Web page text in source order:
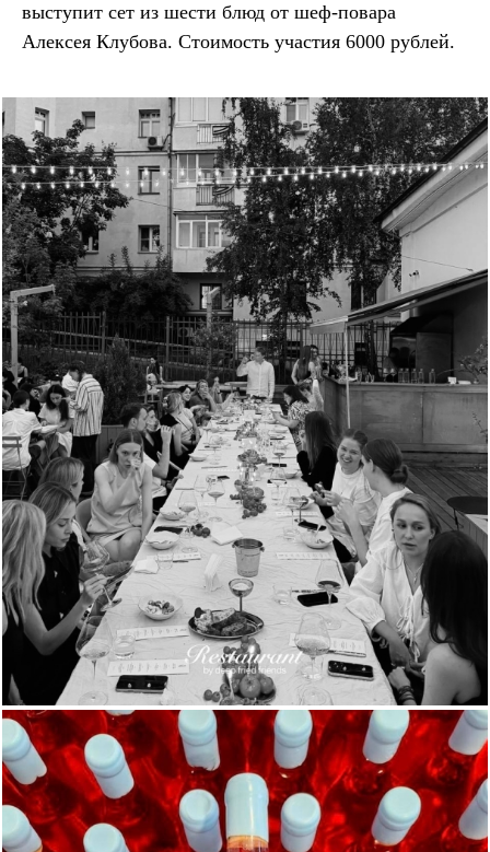
выступит сет из шести блюд от шеф-повара
Алексея Клубова. Стоимость участия 6000 рублей.